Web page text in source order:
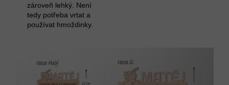
zároveň lehký. Není
tedy potřeba vrtat a
používat hmoždinky.